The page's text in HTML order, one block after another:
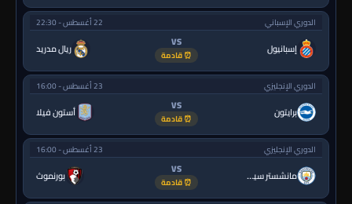
الدوري الإسباني 22 أغسطس - 22:30
إسبانيول VS
⏰ قادمة ريال مدريد
الدوري الإنجليزي 23 أغسطس - 16:00
برايتون VS
⏰ قادمة أستون فيلا
الدوري الإنجليزي 23 أغسطس - 16:00
مانشستر سيتي VS
⏰ قادمة بورنموث